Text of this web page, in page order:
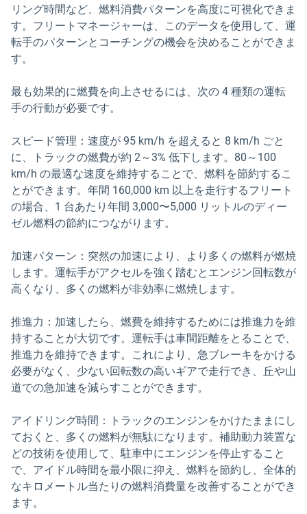
リング時間など、燃料消費パターンを高度に可視化できま
す。フリートマネージャーは、このデータを使用して、運
転手のパターンとコーチングの機会を決めることができま
す。
最も効果的に燃費を向上させるには、次の 4 種類の運転
手の行動が必要です。
スピード管理：速度が 95 km/h を超えると 8 km/h ごと
に、トラックの燃費が約 2～3% 低下します。80～100
km/h の最適な速度を維持することで、燃料を節約するこ
とができます。年間 160,000 km 以上を走行するフリート
の場合、1 台あたり年間 3,000〜5,000 リットルのディー
ゼル燃料の節約につながります。
加速パターン：突然の加速により、より多くの燃料が燃焼
します。運転手がアクセルを強く踏むとエンジン回転数が
高くなり、多くの燃料が非効率に燃焼します。
推進力：加速したら、燃費を維持するためには推進力を維
持することが大切です。運転手は車間距離をとることで、
推進力を維持できます。これにより、急ブレーキをかける
必要がなく、少ない回転数の高いギアで走行でき、丘や山
道での急加速を減らすことができます。
アイドリング時間：トラックのエンジンをかけたままにし
ておくと、多くの燃料が無駄になります。補助動力装置な
どの技術を使用して、駐車中にエンジンを停止すること
で、アイドル時間を最小限に抑え、燃料を節約し、全体的
なキロメートル当たりの燃料消費量を改善することができ
ます。